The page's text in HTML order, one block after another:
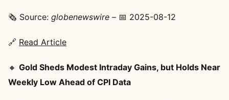
🗞️ Source: globenewswire – 📅 2025-08-12
🔗 Read Article
🔸 Gold Sheds Modest Intraday Gains, but Holds Near
Weekly Low Ahead of CPI Data